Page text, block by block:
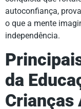
autoconfiança,
o que a mente
independência.
da
Crianças